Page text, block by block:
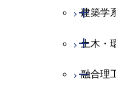
専門科
専門科
建築学
開閉
土木・
開閉
融合理
開閉